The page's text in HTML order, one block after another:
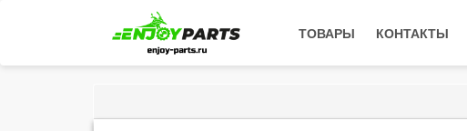
ТОВАРЫ КОНТАКТЫ